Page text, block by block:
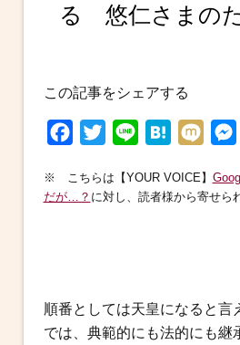
る 悠仁さまの
この記事をシェアする
c
k
i
n
H
t
M
x
r
※ こちらは【YOUR VOICE】
だが…？ に対し、読者様から寄せら
順番としては天皇になると言
では、典範的にも法的にも継